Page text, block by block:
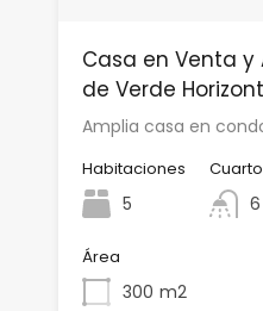
Casa en Venta y
de Verde
Amplia casa en
Habitaciones
5 6
Área
300 m2